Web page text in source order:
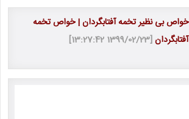
خواص بی نظیر تخمه آفتابگردان | خواص تخمه
آفتابگردان[1399/02/23 13:27:42]